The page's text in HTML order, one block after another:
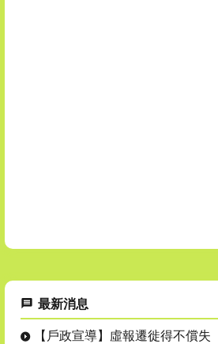
最新消息
【戶政宣導】虛報遷徙得不償失